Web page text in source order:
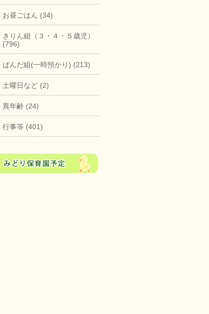
お昼ごはん (34)
きりん組（３・４・５歳児）
(796)
ぱんだ組(一時預かり) (213)
土曜日など (2)
異年齢 (24)
行事等 (401)